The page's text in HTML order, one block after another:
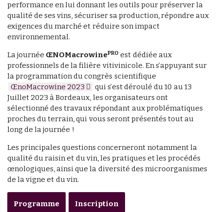
performance en lui donnant les outils pour préserver la
qualité de ses vins, sécuriser sa production, répondre aux
exigences du marché et réduire son impact
environnemental.
La journée ŒNOMacrowinePRO est dédiée aux
professionnels de la filière vitivinicole. En s’appuyant sur
la programmation du congrès scientifique
ŒnoMacrowine 2023
qui s’est déroulé du 10 au 13
Juillet 2023 à Bordeaux, les organisateurs ont
sélectionné des travaux répondant aux problématiques
proches du terrain, qui vous seront présentés tout au
long de la journée !
Les principales questions concerneront notamment la
qualité du raisin et du vin, les pratiques et les procédés
œnologiques, ainsi que la diversité des microorganismes
de la vigne et du vin.
Programme Inscription